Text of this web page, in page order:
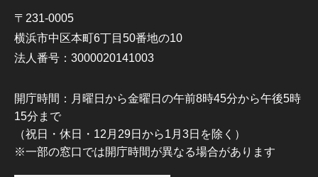
〒231-0005
横浜市中区本町6丁目50番地の10
法人番号：3000020141003
開庁時間：月曜日から金曜日の午前8時45分から午後5時
15分まで
（祝日・休日・12月29日から1月3日を除く）
※一部の窓口では開庁時間が異なる場合があります